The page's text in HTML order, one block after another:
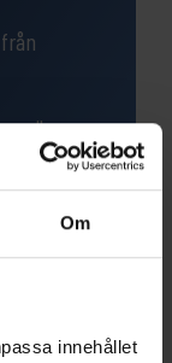
Om
innehållet
mellan